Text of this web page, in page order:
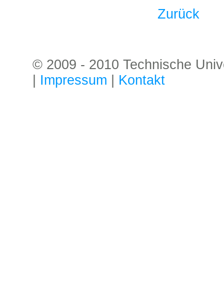
Zurück
© 2009 - 2010 Technische
Impressum Kontakt